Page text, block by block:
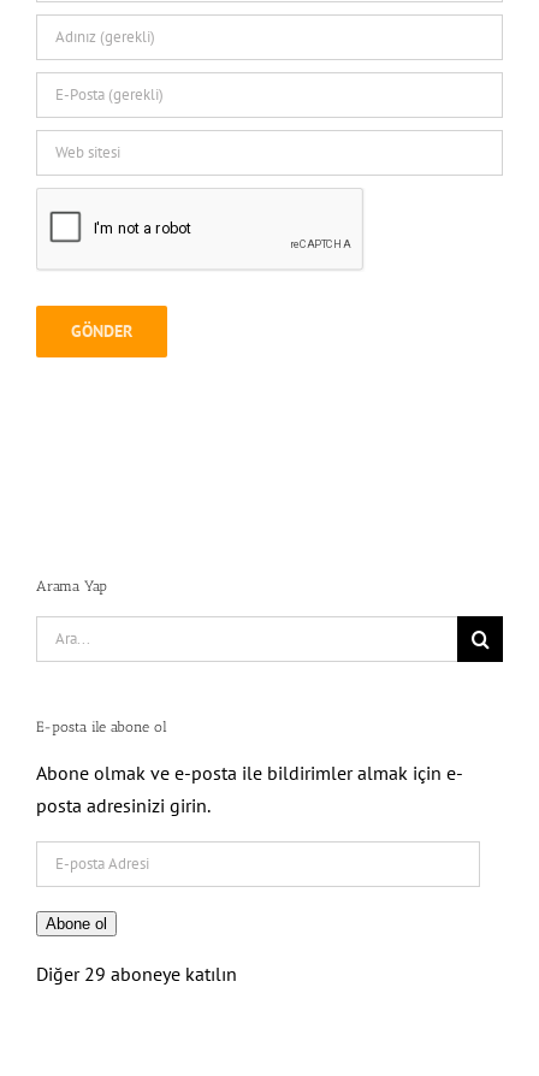
Arama Yap
Search
for:
E-posta ile abone ol
Abone olmak ve e-posta ile bildirimler almak için e-
posta adresinizi girin.
posta
Adresi
Abone ol
Diğer 29 aboneye katılın